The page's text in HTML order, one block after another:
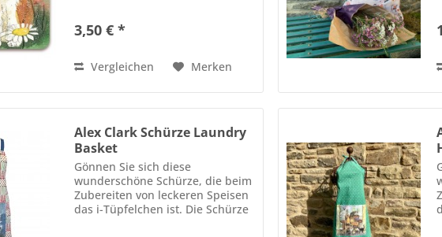
Untersetzer eignet sich für
3,50 € *
Vergleichen Merken
Alex Clark Schürze Laundry
Basket
Gönnen Sie sich diese
wunderschöne Schürze, die beim
Zubereiten von leckeren Speisen
das i-Tüpfelchen ist. Die Schürze